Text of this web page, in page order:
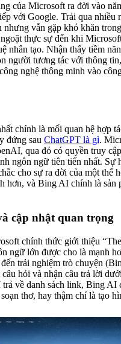
của Microsoft ra đời vào
với Google. Trải qua nhiều
nhưng vẫn gặp khó khăn
thực sự đến khi
nhân tạo. Nhận thấy tiềm
người tương tác với thông
nghệ thông minh vào
chính là mối quan hệ hợp
đứng sau ChatGPT là gì.
qua đó có quyền truy
ngôn ngữ tiên tiến nhất. Sự
cho sự ra đời của một thế
hơn, và Bing AI chính là sản
cập nhật quan trọng
chính thức giới thiệu
ngữ lớn được cho là mạnh
trải nghiệm trò chuyện
hỏi và nhận câu trả lời
về danh sách link, Bing AI
thơ, hay thậm chí là tạo